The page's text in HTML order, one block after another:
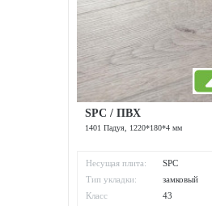
SPC / ПВХ
1401 Падуя, 1220*180*4 мм
Несущая плита:
SPC
Тип укладки:
замковый
Класс
43